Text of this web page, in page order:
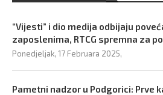
“Vijesti” i dio medija odbijaju
zaposlenima, RTCG spremna za
Ponedjeljak, 17 Februara 2025,
Pametni nadzor u Podgorici: Prve